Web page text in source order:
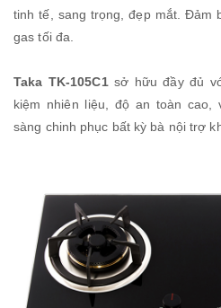
tinh tế, sang trọng, đẹp mắt. Đảm
gas tối đa.
Taka TK-105C1sở hữu đầy đủ
kiệm nhiên liệu, độ an toàn cao,
sàng chinh phục bất kỳ bà nội trợ